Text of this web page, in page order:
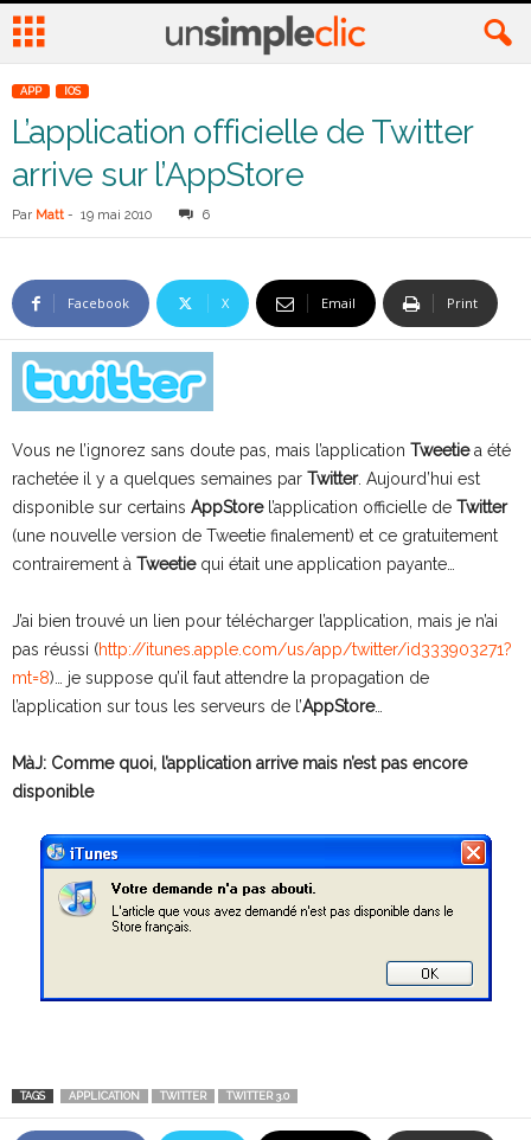
APP IOS
L’application officielle de Twitter
arrive sur l’AppStore
Par Matt - 19 mai 2010 6
Facebook X Email Print
Vous ne l’ignorez sans doute pas, mais l’application Tweetiea été
rachetée il y a quelques semaines par Twitter. Aujourd’hui est
disponible sur certains AppStorel’application officielle de Twitter
(une nouvelle version de Tweetie finalement) et ce gratuitement
contrairement à Tweetiequi était une application payante…
J’ai bien trouvé un lien pour télécharger l’application, mais je n’ai
pas réussi (http://itunes.apple.com/us/app/twitter/id333903271?
mt=8)… je suppose qu’il faut attendre la propagation de
l’application sur tous les serveurs de l’AppStore…
MàJ: Comme quoi, l’application arrive mais n’est pas encore
disponible
TAGS APPLICATION TWITTER TWITTER 3.0